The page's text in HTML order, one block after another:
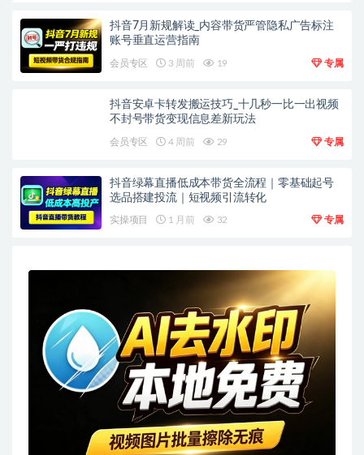
抖音7月新规解读_内容带货严管隐私广告标注
账号垂直运营指南
会员专区 3 周前 19 专属
抖音安卓卡转发搬运技巧_十几秒一比一出视频
不封号带货变现信息差新玩法
会员专区 4 周前 29 专属
抖音绿幕直播低成本带货全流程｜零基础起号
选品搭建投流｜短视频引流转化
实操项目 1 月前 32 专属